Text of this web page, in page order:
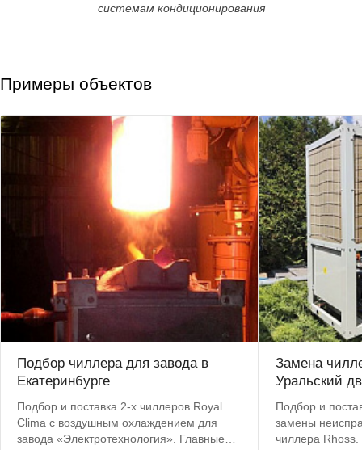
системам кондиционирования
Примеры объектов
Подбор чиллера для завода в
Екатеринбурге
Подбор и поставка 2-х чиллеров Royal
Clima с воздушным охлаждением для
завода «Электротехнология». Главные
Замена
Уральский
Подбор и
замены
чиллера